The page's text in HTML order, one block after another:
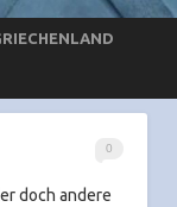
0
doch andere